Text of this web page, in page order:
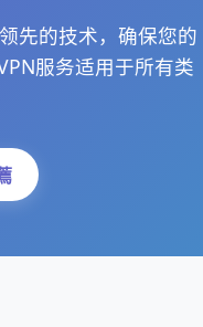
先的技术，确保您的
服务适用于所有类